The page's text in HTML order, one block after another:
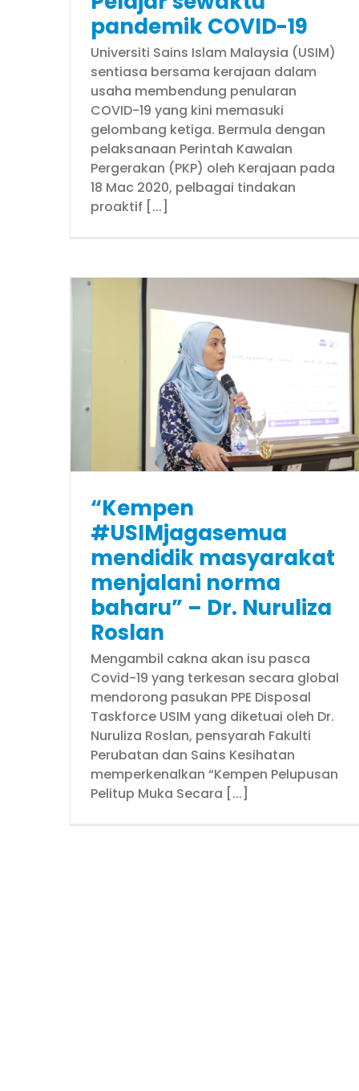
pandemik COVID-19
Universiti Sains Islam Malaysia (USIM)
sentiasa bersama kerajaan dalam
usaha membendung penularan
COVID-19 yang kini memasuki
gelombang ketiga. Bermula dengan
pelaksanaan Perintah Kawalan
Pergerakan (PKP) oleh Kerajaan pada
18 Mac 2020, pelbagai tindakan
proaktif [...]
“Kempen
#USIMjagasemua
mendidik masyarakat
menjalani norma
baharu” – Dr. Nuruliza
Roslan
Mengambil cakna akan isu pasca
Covid-19 yang terkesan secara global
mendorong pasukan PPE Disposal
Taskforce USIM yang diketuai oleh Dr.
Nuruliza Roslan, pensyarah Fakulti
Perubatan dan Sains Kesihatan
memperkenalkan “Kempen Pelupusan
Pelitup Muka Secara [...]
MPP USIM berganding bahu
realisasikan motto ‘Bersama
Memacu Aspirasi’
Faces of USIM